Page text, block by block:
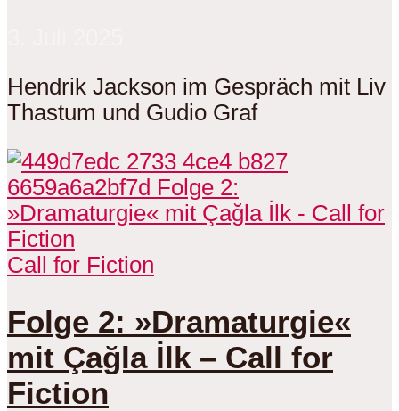
Hendrik Jackson im Gespräch mit Liv
Thastum und Gudio Graf
Call for Fiction
Folge 2: »Dramaturgie«
mit Çağla İlk – Call for
Fiction